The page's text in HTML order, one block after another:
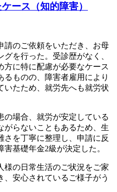
ース（知的障害）
請のご依頼をいただき、お母
を行った。受診歴がなく、
方に特に配慮が必要なケース
るものの、障害者雇用により
いたため、就労先へも就労状
の場合、就労が安定している
がらないこともあるため、生
さを丁寧に整理し、申請に反
基礎年金2級が決定した。
様の日常生活のご状況をご家
、安心されているご様子がう